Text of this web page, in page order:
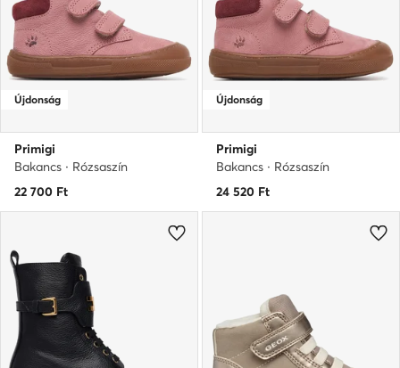
Újdonság
Primigi
Bakancs · Rózsaszín
22 700 Ft
Újdonság
Primigi
Bakancs · Rózsaszín
24 520 Ft